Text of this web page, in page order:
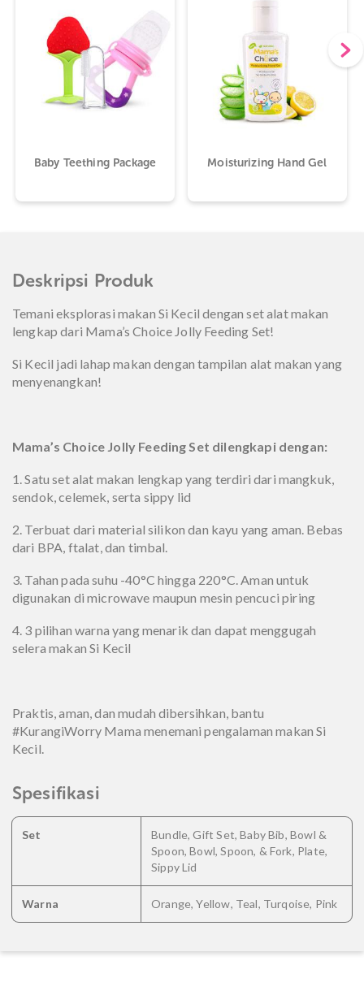
Baby Teething Package Moisturizing Hand Gel
Deskripsi Produk
Temani eksplorasi makan Si Kecil dengan set alat makan
lengkap dari Mama’s Choice Jolly Feeding Set!
Si Kecil jadi lahap makan dengan tampilan alat makan yang
menyenangkan!
Mama’s Choice Jolly Feeding Set dilengkapi dengan:
1. Satu set alat makan lengkap yang terdiri dari mangkuk,
sendok, celemek, serta sippy lid
2. Terbuat dari material silikon dan kayu yang aman. Bebas
dari BPA, ftalat, dan timbal.
3. Tahan pada suhu -40°C hingga 220°C. Aman untuk
digunakan di microwave maupun mesin pencuci piring
4. 3 pilihan warna yang menarik dan dapat menggugah
selera makan Si Kecil
Praktis, aman, dan mudah dibersihkan, bantu
#KurangiWorry Mama menemani pengalaman makan Si
Kecil.
Spesifikasi
Set
Bundle, Gift Set, Baby Bib, Bowl &
Spoon, Bowl, Spoon, & Fork, Plate,
Sippy Lid
Warna Orange, Yellow, Teal, Turqoise, Pink